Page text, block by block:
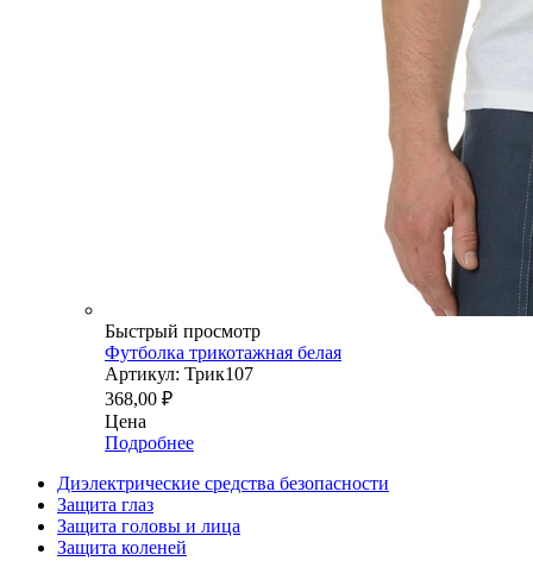
Быстрый просмотр
Футболка трикотажная белая
Артикул: Трик107
368,00 ₽
Цена
Подробнее
Диэлектрические средства безопасности
Защита глаз
Защита головы и лица
Защита коленей